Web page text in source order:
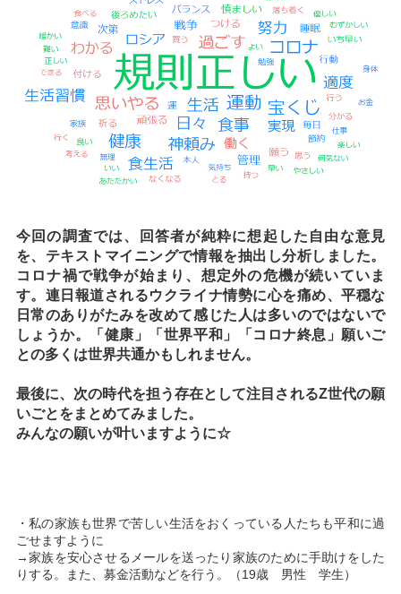
今回の調査では、回答者が純粋に想起した自由な意見
を、テキストマイニングで情報を抽出し分析しました。
コロナ禍で戦争が始まり、想定外の危機が続いていま
す。連日報道されるウクライナ情勢に心を痛め、平穏な
日常のありがたみを改めて感じた人は多いのではないで
しょうか。「健康」「世界平和」「コロナ終息」願いご
との多くは世界共通かもしれません。
最後に、次の時代を担う存在として注目されるZ世代の願
いごとをまとめてみました。
みんなの願いが叶いますように☆
・私の家族も世界で苦しい生活をおくっている人たちも平和に過
ごせますように
→家族を安心させるメールを送ったり家族のために手助けをした
りする。また、募金活動などを行う。（19歳 男性 学生）